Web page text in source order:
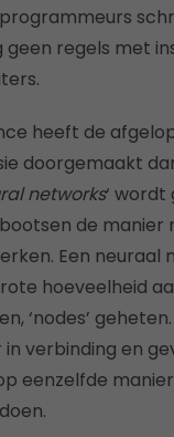
geen regels met
heeft de
doorgemaakt
networks‘ wordt
bootsen de manier
Een neuraal
hoeveelheid
‘nodes’
verbinding en
eenzelfde